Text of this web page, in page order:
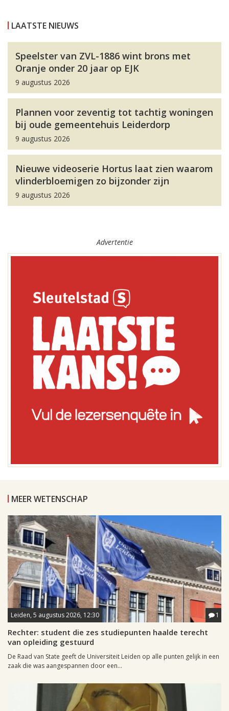
LAATSTE NIEUWS
Speelster van ZVL-1886 wint brons met
Oranje onder 20 jaar op EJK
9 augustus 2026
Plannen voor zeventig tot tachtig woningen
bij oude gemeentehuis Leiderdorp
9 augustus 2026
Nieuwe videoserie Hortus laat zien waarom
vlinderbloemigen zo bijzonder zijn
9 augustus 2026
Advertentie
MEER WETENSCHAP
Leiden, 5 augustus 2026, 12:30 1
Rechter: student die zes studiepunten haalde terecht
van opleiding gestuurd
De Raad van State geeft de Universiteit Leiden op alle punten gelijk in een
zaak die was aangespannen door een...